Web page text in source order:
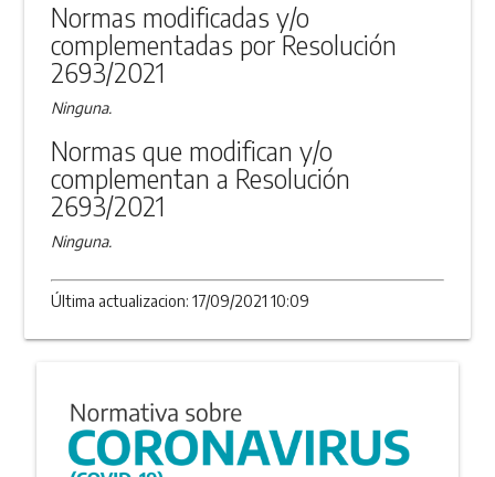
Normas modificadas y/o
complementadas por Resolución
2693/2021
Ninguna.
Normas que modifican y/o
complementan a Resolución
2693/2021
Ninguna.
Última actualizacion: 17/09/2021 10:09